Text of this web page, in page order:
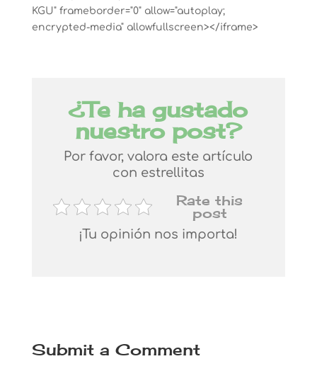
KGU" frameborder="0" allow="autoplay;
encrypted-media" allowfullscreen></iframe>
¿Te ha gustado
nuestro post?
Por favor, valora este artículo
con estrellitas
Rate this
post
¡Tu opinión nos importa!
Submit a Comment